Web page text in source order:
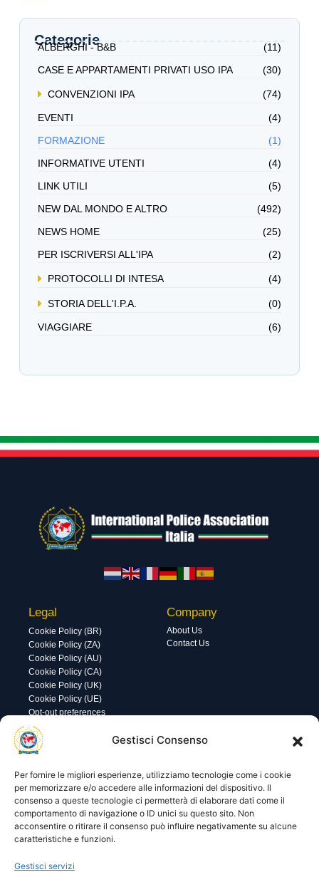
Gestisci Consenso
Per fornire le migliori esperienze, utilizziamo tecnologie come i cookie
per memorizzare e/o accedere alle informazioni del dispositivo. Il
consenso a queste tecnologie ci permetterà di elaborare dati come il
comportamento di navigazione o ID unici su questo sito. Non
acconsentire o ritirare il consenso può influire negativamente su alcune
caratteristiche e funzioni.
Gestisci servizi
Categorie
ALBERGHI - B&B
(11)
CASE E APPARTAMENTI PRIVATI USO IPA
(30)
CONVENZIONI IPA (74)
EVENTI
(4)
FORMAZIONE
(1)
INFORMATIVE UTENTI
(4)
LINK UTILI
(5)
NEW DAL MONDO E ALTRO
(492)
NEWS HOME
(25)
PER ISCRIVERSI ALL'IPA
(2)
PROTOCOLLI DI INTESA (4)
STORIA DELL'I.P.A. (0)
VIAGGIARE (6)
Legal
Cookie Policy (BR)
Cookie Policy (ZA)
Cookie Policy (AU)
Cookie Policy (CA)
Cookie Policy (UK)
Cookie Policy (UE)
Opt-out preferences
Company
About Us
Contact Us
Utility
Visite di oggi: 72
Visite totali: 13740
Area gestione
Password